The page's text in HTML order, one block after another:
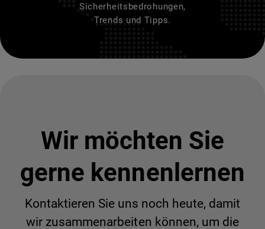
Sicherheitsbedrohungen,
Trends und Tipps.
Wir möchten Sie
gerne kennenlernen
Kontaktieren Sie uns noch heute, damit
wir zusammenarbeiten können, um die